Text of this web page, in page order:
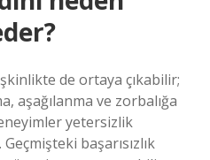
de ortaya çıkabilir;
aşağılanma ve zorbalığa
yetersizlik
başarısızlık